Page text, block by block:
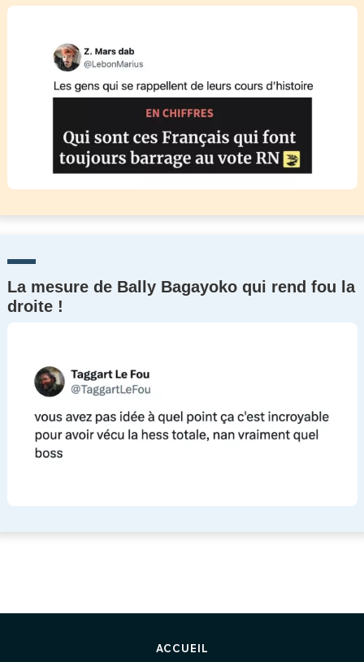
La mesure de Bally Bagayoko qui rend fou la
droite !
ACCUEIL